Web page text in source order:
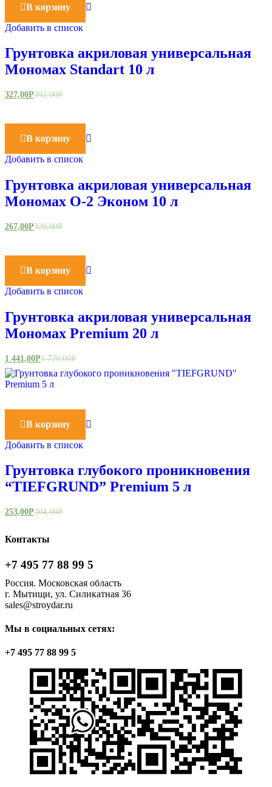
В корзину
Добавить в список
Грунтовка акриловая универсальная
Мономах Standart 10 л
327,00Р392,00Р
В корзину
Добавить в список
Грунтовка акриловая универсальная
Мономах О-2 Эконом 10 л
267,00Р320,00Р
В корзину
Добавить в список
Грунтовка акриловая универсальная
Мономах Premium 20 л
1 441,00Р1 729,00Р
В корзину
Добавить в список
Грунтовка глубокого проникновения
“TIEFGRUND” Premium 5 л
253,00Р304,00Р
Контакты
+7 495 77 88 99 5
Россия. Московская область
г. Мытищи, ул. Силикатная 36
sales@stroydar.ru
Мы в социальных сетях:
+7 495 77 88 99 5